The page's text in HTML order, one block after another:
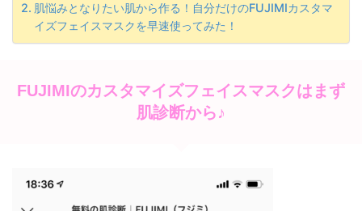
肌悩みとなりたい肌から作る！自分だけのFUJIMIカスタマ
イズフェイスマスクを早速使ってみた！
FUJIMIのカスタマイズフェイスマスクはまず
肌診断から♪